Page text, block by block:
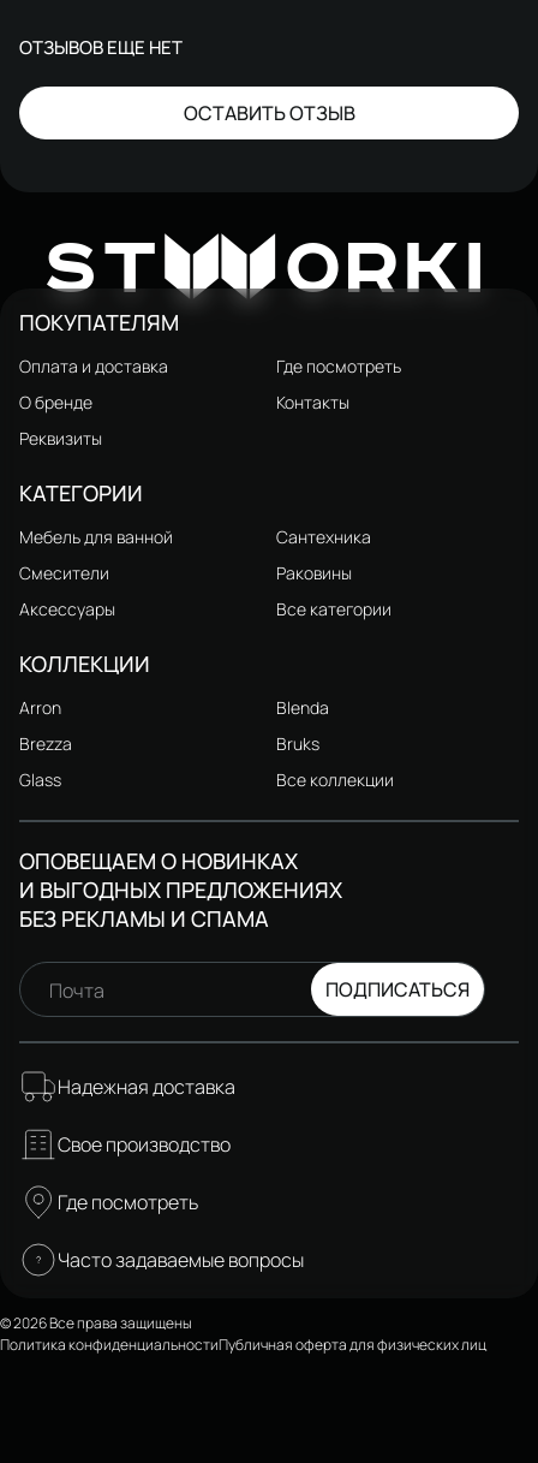
ОТЗЫВОВ ЕЩЕ НЕТ
ОСТАВИТЬ ОТЗЫВ
STW ORKI
ПОКУПАТЕЛЯМ
Оплата и доставка
Где посмотреть
О бренде
Контакты
Реквизиты
КАТЕГОРИИ
Мебель для ванной
Сантехника
Смесители
Раковины
Аксессуары
Все категории
КОЛЛЕКЦИИ
Arron
Blenda
Brezza
Bruks
Glass
Все коллекции
ОПОВЕЩАЕМ О НОВИНКАХ
И ВЫГОДНЫХ ПРЕДЛОЖЕНИЯХ
БЕЗ РЕКЛАМЫ И СПАМА
Почта ПОДПИСАТЬСЯ
Надежная доставка
Свое производство
Где посмотреть
Часто задаваемые вопросы
© 2026 Все права защищены
Политика конфиденциальностиПубличная оферта для физических лиц